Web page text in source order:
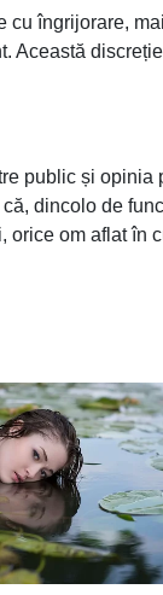
cu îngrijorare,
Această
public și opinia
dincolo de
om aflat în